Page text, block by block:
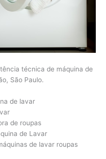
técnica de máquina de
São Paulo.
de lavar
de roupas
de Lavar
de lavar roupas